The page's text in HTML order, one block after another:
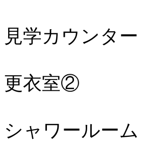
見学カウンター
更衣室②
シャワールーム